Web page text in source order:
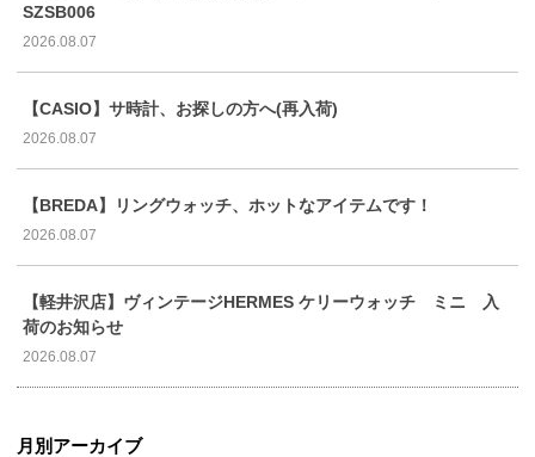
SZSB006
2026.08.07
【CASIO】サ時計、お探しの方へ(再入荷)
2026.08.07
【BREDA】リングウォッチ、ホットなアイテムです！
2026.08.07
【軽井沢店】ヴィンテージHERMES ケリーウォッチ ミニ 入
荷のお知らせ
2026.08.07
月別アーカイブ